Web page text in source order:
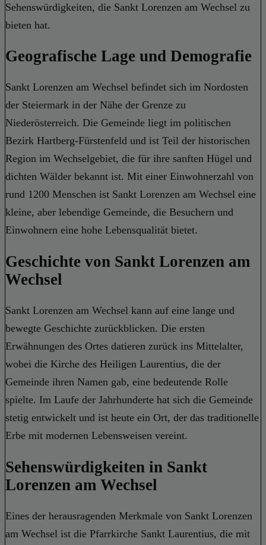
Sehenswürdigkeiten, die Sankt Lorenzen am Wechsel zu
bieten hat.
Geografische Lage und Demografie
Sankt Lorenzen am Wechsel befindet sich im Nordosten
der Steiermark in der Nähe der Grenze zu
Niederösterreich. Die Gemeinde liegt im politischen
Bezirk Hartberg-Fürstenfeld und ist Teil der historischen
Region im Wechselgebiet, die für ihre sanften Hügel und
dichten Wälder bekannt ist. Mit einer Einwohnerzahl von
rund 1200 Menschen ist Sankt Lorenzen am Wechsel eine
kleine, aber lebendige Gemeinde, die Besuchern und
Einwohnern eine hohe Lebensqualität bietet.
Geschichte von Sankt Lorenzen am
Wechsel
Sankt Lorenzen am Wechsel kann auf eine lange und
bewegte Geschichte zurückblicken. Die ersten
Erwähnungen des Ortes datieren zurück ins Mittelalter,
wobei die Kirche des Heiligen Laurentius, die der
Gemeinde ihren Namen gab, eine bedeutende Rolle
spielte. Im Laufe der Jahrhunderte hat sich die Gemeinde
stetig entwickelt und ist heute ein Ort, der das traditionelle
Erbe mit modernen Lebensweisen vereint.
Sehenswürdigkeiten in Sankt
Lorenzen am Wechsel
Eines der herausragenden Merkmale von Sankt Lorenzen
am Wechsel ist die Pfarrkirche Sankt Laurentius, die mit